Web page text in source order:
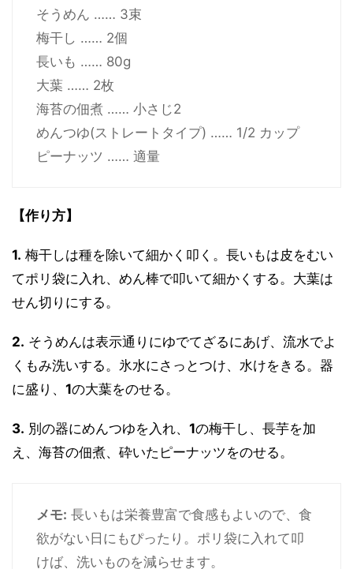
そうめん …… 3束
梅干し …… 2個
長いも …… 80g
大葉 …… 2枚
海苔の佃煮 …… 小さじ2
めんつゆ(ストレートタイプ) …… 1/2 カップ
ピーナッツ …… 適量
【作り方】
1. 梅干しは種を除いて細かく叩く。長いもは皮をむい
てポリ袋に入れ、めん棒で叩いて細かくする。大葉は
せん切りにする。
2. そうめんは表示通りにゆでてざるにあげ、流水でよ
くもみ洗いする。氷水にさっとつけ、水けをきる。器
に盛り、 1の大葉をのせる。
3. 別の器にめんつゆを入れ、 1の梅干し、長芋を加
え、海苔の佃煮、砕いたピーナッツをのせる。
メモ: 長いもは栄養豊富で食感もよいので、食
欲がない日にもぴったり。ポリ袋に入れて叩
けば、洗いものを減らせます。